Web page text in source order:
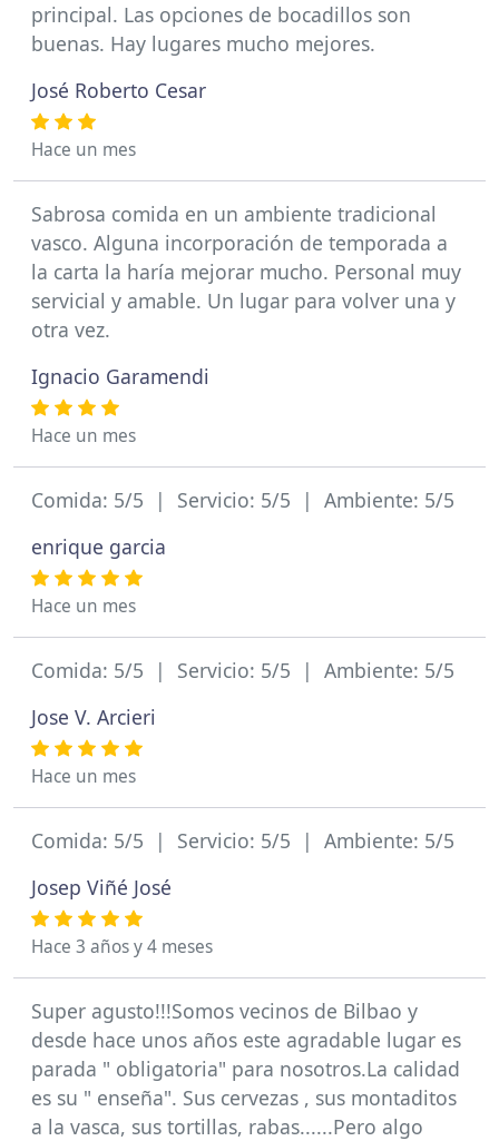
principal. Las opciones de bocadillos son
buenas. Hay lugares mucho mejores.
José Roberto Cesar
Hace un mes
Sabrosa comida en un ambiente tradicional
vasco. Alguna incorporación de temporada a
la carta la haría mejorar mucho. Personal muy
servicial y amable. Un lugar para volver una y
otra vez.
Ignacio Garamendi
Hace un mes
Comida: 5/5 | Servicio: 5/5 | Ambiente: 5/5
enrique garcia
Hace un mes
Comida: 5/5 | Servicio: 5/5 | Ambiente: 5/5
Jose V. Arcieri
Hace un mes
Comida: 5/5 | Servicio: 5/5 | Ambiente: 5/5
Josep Viñé José
Hace 3 años y 4 meses
Super agusto!!!Somos vecinos de Bilbao y
desde hace unos años este agradable lugar es
parada " obligatoria" para nosotros.La calidad
es su " enseña". Sus cervezas , sus montaditos
a la vasca, sus tortillas, rabas......Pero algo